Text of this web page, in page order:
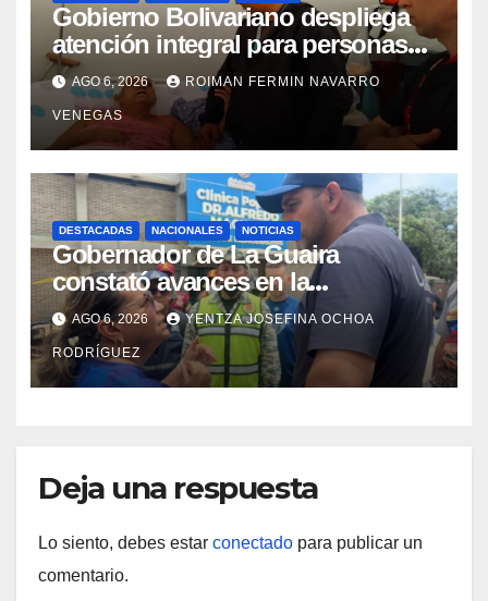
Gobierno Bolivariano despliega
atención integral para personas
con discapacidad en
campamentos de La Guaira
AGO 6, 2026 ROIMAN FERMIN NAVARRO
VENEGAS
DESTACADAS NACIONALES NOTICIAS
Gobernador de La Guaira
constató avances en la
rehabilitación del Hospitalito de
Catia la Mar
AGO 6, 2026 YENTZA JOSEFINA OCHOA
RODRÍGUEZ
Deja una respuesta
Lo siento, debes estar conectado para publicar un
comentario.